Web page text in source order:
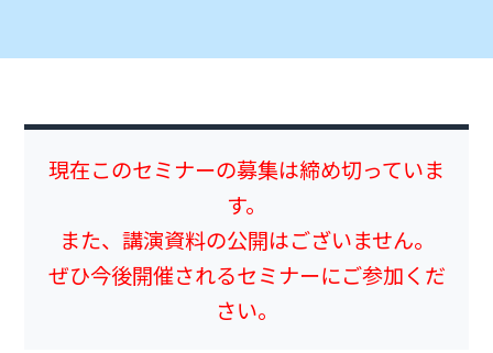
現在このセミナーの募集は締め切っていま
す。
また、講演資料の公開はございません。
ぜひ今後開催されるセミナーにご参加くだ
さい。